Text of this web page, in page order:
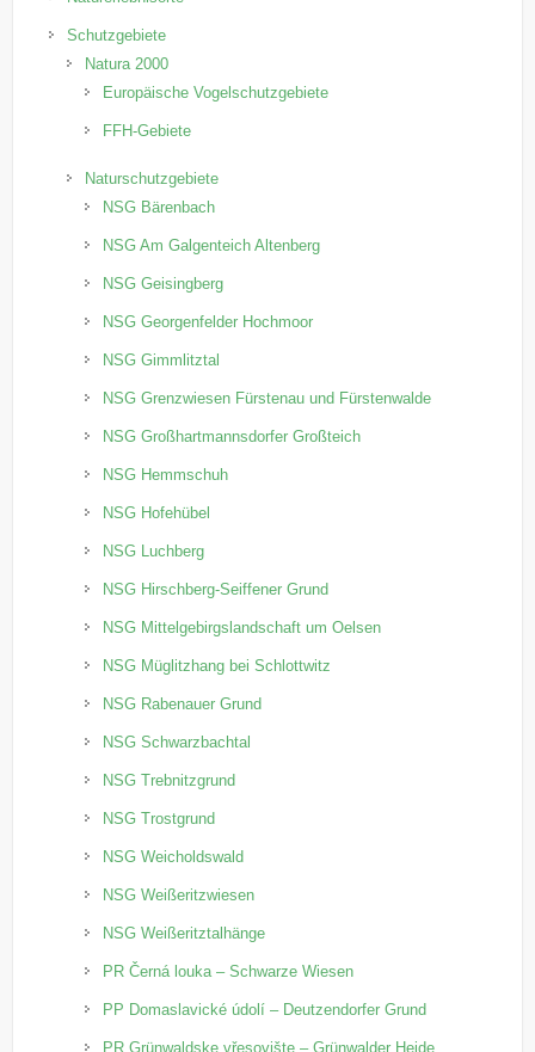
Schutzgebiete
Natura 2000
Europäische Vogelschutzgebiete
FFH-Gebiete
Naturschutzgebiete
NSG Bärenbach
NSG Am Galgenteich Altenberg
NSG Geisingberg
NSG Georgenfelder Hochmoor
NSG Gimmlitztal
NSG Grenzwiesen Fürstenau und Fürstenwalde
NSG Großhartmannsdorfer Großteich
NSG Hemmschuh
NSG Hofehübel
NSG Luchberg
NSG Hirschberg-Seiffener Grund
NSG Mittelgebirgslandschaft um Oelsen
NSG Müglitzhang bei Schlottwitz
NSG Rabenauer Grund
NSG Schwarzbachtal
NSG Trebnitzgrund
NSG Trostgrund
NSG Weicholdswald
NSG Weißeritzwiesen
NSG Weißeritztalhänge
PR Černá louka – Schwarze Wiesen
PP Domaslavické údolí – Deutzendorfer Grund
PR Grünwaldske vřesovište – Grünwalder Heide